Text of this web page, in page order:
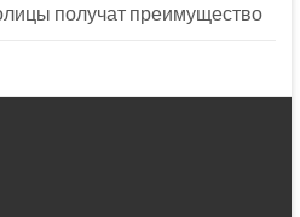
получат преимущество